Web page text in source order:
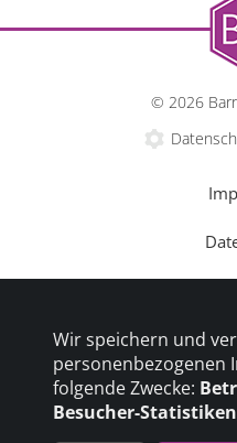
© 2026
Wir speichern und
personenbezogenen
folgende Zwecke:
Besucher-